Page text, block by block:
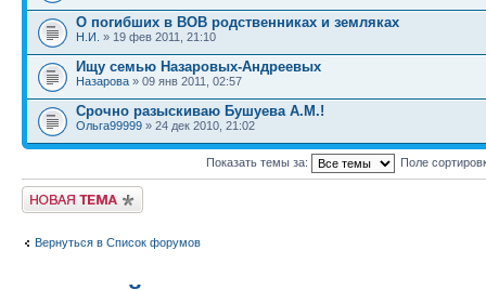
О погибших в ВОВ родственниках и земляках
Н.И. » 19 фев 2011, 21:10
Ищу семью Назаровых-Андреевых
Назарова » 09 янв 2011, 02:57
Срочно разыскиваю Бушуева А.М.!
Ольга99999 » 24 дек 2010, 21:02
Показать темы за: Поле
Новая тема
Вернуться в Список форумов